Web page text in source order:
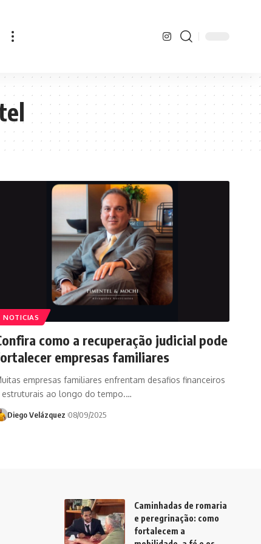
NOTICIAS
como a recuperação judicial pode
empresas familiares
empresas familiares enfrentam desafios financeiros
estruturais ao longo do tempo.…
Diego Velázquez 08/09/2025
Caminhadas de romaria
e peregrinação: como
fortalecem a